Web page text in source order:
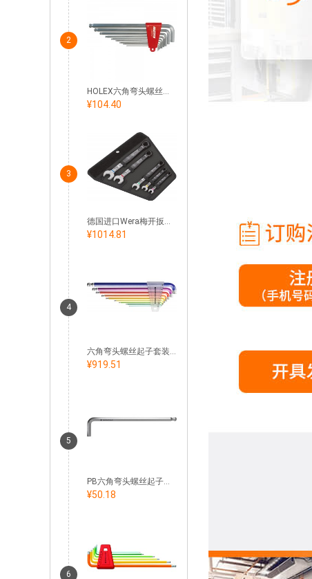
2
3
4
5
6
HOLEX六角弯头螺丝起子，长型，带有球头 套装
¥104.40
德国进口Wera梅开扳手套件
¥1014.81
六角弯头螺丝起子套装，90°– 100° 长款，带球头和短型刀柄 粉末涂层
¥919.51
PB六角弯头螺丝起子，长型 镀铬
¥50.18